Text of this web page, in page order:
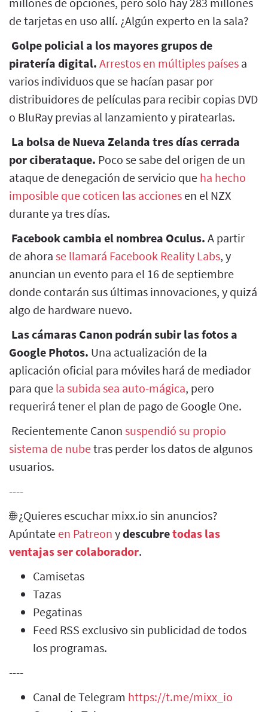
de tarjetas en uso allí. ¿Algún experto en la sala?
Golpe policial a los mayores grupos de
piratería digital. Arrestos en múltiples países a
varios individuos que se hacían pasar por
distribuidores de películas para recibir copias DVD
o BluRay previas al lanzamiento y piratearlas.
La bolsa de Nueva Zelanda tres días cerrada
por ciberataque. Poco se sabe del origen de un
ataque de denegación de servicio que ha hecho
imposible que coticen las acciones en el NZX
durante ya tres días.
Facebook cambia el nombrea Oculus. A partir
de ahora se llamará Facebook Reality Labs, y
anuncian un evento para el 16 de septiembre
donde contarán sus últimas innovaciones, y quizá
algo de hardware nuevo.
Las cámaras Canon podrán subir las fotos a
Google Photos. Una actualización de la
aplicación oficial para móviles hará de mediador
para que la subida sea auto-mágica, pero
requerirá tener el plan de pago de Google One.
Recientemente Canon suspendió su propio
sistema de nubetras perder los datos de algunos
usuarios.
----
🌐 ¿Quieres escuchar mixx.io sin anuncios?
Apúntate en Patreon ydescubretodas las
ventajas ser colaborador.
Camisetas
Tazas
Pegatinas
Feed RSS exclusivo sin publicidad de todos
los programas.
----
Canal de Telegram https://t.me/mixx_io